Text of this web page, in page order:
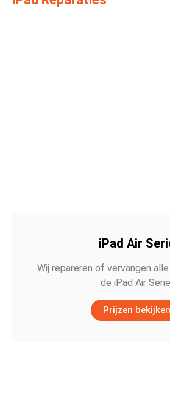
iPad Air
Wij repareren of vervangen
de iPad Air
Prijzen bekijken